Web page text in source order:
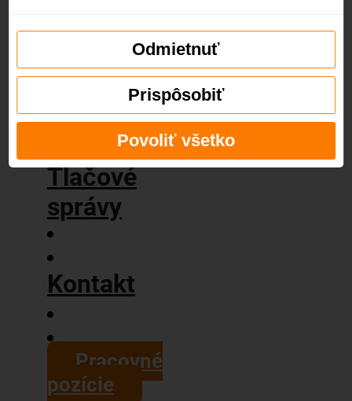
hodnoty
Tlačové
správy
Kontakt
Pracovné
pozície
Odmietnuť
Prispôsobiť
Povoliť všetko